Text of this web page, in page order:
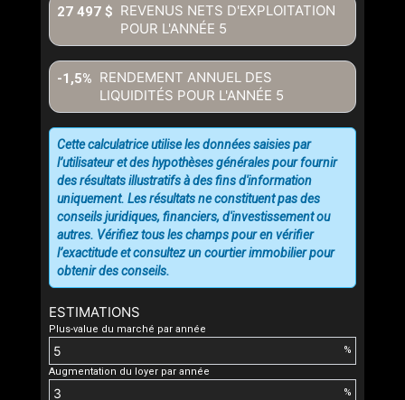
REVENUS NETS D'EXPLOITATION
POUR L'ANNÉE 5
27 497 $
RENDEMENT ANNUEL DES
LIQUIDITÉS POUR L'ANNÉE 5
-1,5%
ESTIMATIONS
Plus-value du marché par année
%
Augmentation du loyer par année
%
Cette calculatrice utilise les données saisies par
l’utilisateur et des hypothèses générales pour fournir
des résultats illustratifs à des fins d'information
uniquement. Les résultats ne constituent pas des
conseils juridiques, financiers, d'investissement ou
autres. Vérifiez tous les champs pour en vérifier
l’exactitude et consultez un courtier immobilier pour
obtenir des conseils.